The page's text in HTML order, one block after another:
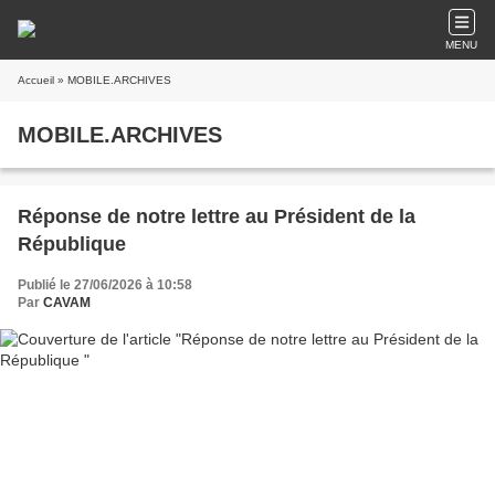
MENU
Accueil » MOBILE.ARCHIVES
MOBILE.ARCHIVES
Réponse de notre lettre au Président de la
République
Publié le 27/06/2026 à 10:58
Par CAVAM